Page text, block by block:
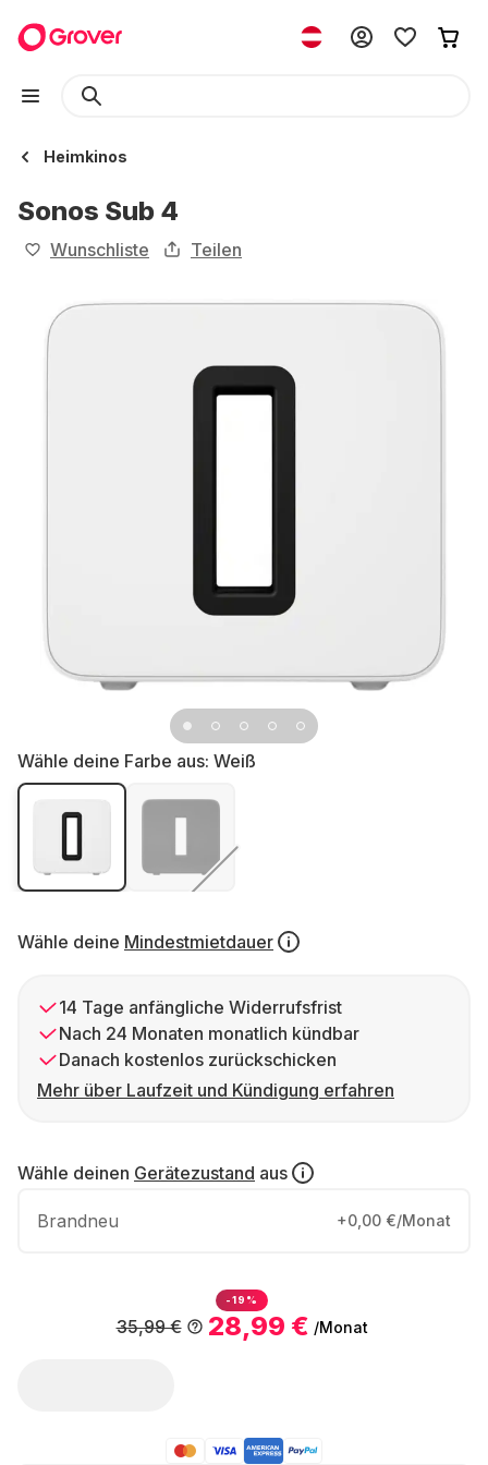
Heimkinos
Sonos Sub 4
Wunschliste Teilen
Wähle deine Farbe aus: Weiß
Wähle deine Mindestmietdauer
14 Tage anfängliche Widerrufsfrist
Nach 24 Monaten monatlich kündbar
Danach kostenlos zurückschicken
Mehr über Laufzeit und Kündigung erfahren
Wähle deinen Gerätezustand aus
Brandneu +0,00 €/Monat
-19%
28,99 € /Monat
35,99 €